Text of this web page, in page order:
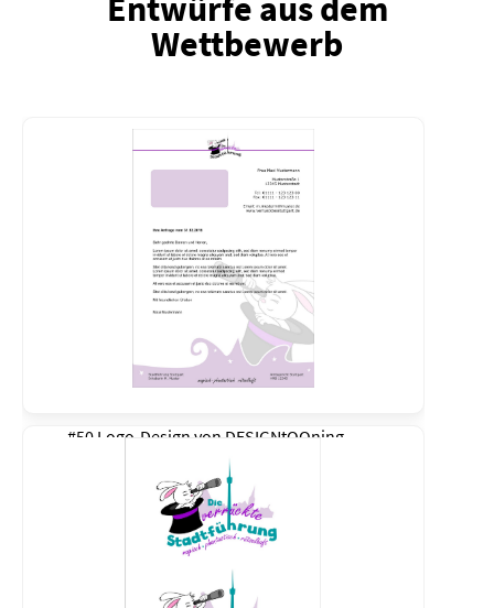
Entwürfe aus dem
Wettbewerb
#50 Logo-Design von DESIGNtOOning